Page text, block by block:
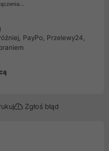
PayPo, Przelewy24,
Zgłoś błąd